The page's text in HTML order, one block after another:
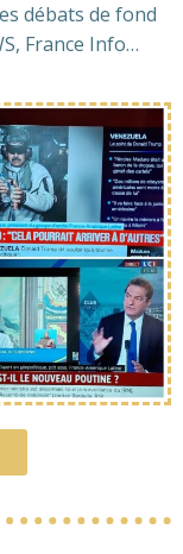
débats de fond
France Info…